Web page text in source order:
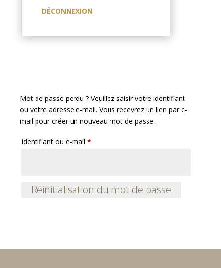
DÉCONNEXION
Mot de passe perdu ? Veuillez saisir votre identifiant
ou votre adresse e-mail. Vous recevrez un lien par e-
mail pour créer un nouveau mot de passe.
Identifiant ou e-mail *Obligatoire
Réinitialisation du mot de passe